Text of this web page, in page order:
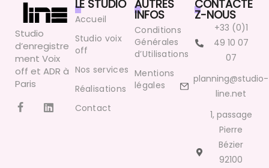
Studio
d’enregistre
ment Voix
off et ADR à
Paris
LE STUDIO
Accueil
Studio voix
off
Nos services
Réalisations
Contact
AUTRES
INFOS
Conditions
Générales
d’Utilisations
Mentions
légales
CONTACTE
Z-NOUS
+33 (0)1
49 10 07
07
planning@studio-
line.net
1, passage
Pierre
Bézier
92100